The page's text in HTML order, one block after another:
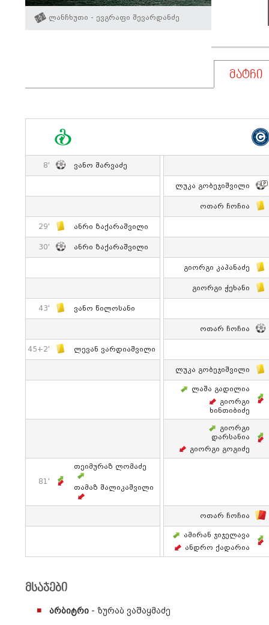
ლანჩხუთი - ევგრაფი შევარდანძე
მატჩი
8' Ვანო Შარვაძე
Ლუკა Გობეჯიშვილი
Ოთარ Ჩოჩია
29' Ანრი Ზაქარაშვილი
30' Ანრი Ზაქარაშვილი
Გიორგი Კაპანაძე
Გიორგი Ჭეხანი
43' Ვანო Წილოსანი
Ოთარ Ჩოჩია
45+2' Ლევან Ვარდიაშვილი
Ლუკა Გობეჯიშვილი
Ლაშა Გადილია
Გიორგი
Ხინთიბიძე
Გიორგი
Დარსანია
Გიორგი Გოგიძე
81'
Თეიმურაზ Ლომაძე
Თამაზ Შალიკაშვილი
Ოთარ Ჩოჩია
Ამირან Ჯიჯელავა
Ანდრო Ქადარია
მსაჯები
არბიტრი - ზურაბ ვაშაყმაძე